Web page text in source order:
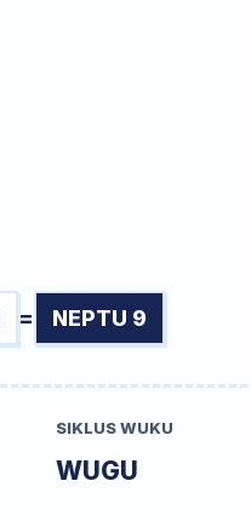
= NEPTU 9
SIKLUS WUKU
WUGU